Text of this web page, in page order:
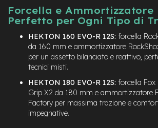
o
r
Forcella e Ammortizzatore
Perfetto per Ogni Tipo di
HEKTON 160 EVO-R 12S: forcella
da 160 mm e ammortizzatore
per un assetto bilanciato e reattivo,
tecnici misti.
HEKTON 180 EVO-R 12S: forcella
Grip X2 da 180 mm e ammortizzatore
Factory per massima trazione e
impegnative.